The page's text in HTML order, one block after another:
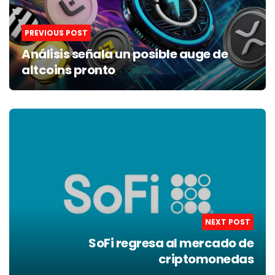
PREVIOUS POST
Análisis señala un posible auge de
altcoins pronto
NEXT POST
SoFi regresa al mercado de
criptomonedas